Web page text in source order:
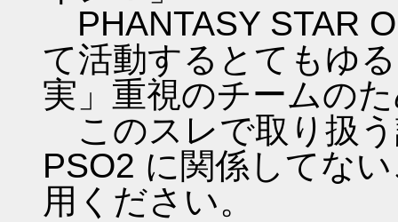
PHANTASY STAR
て活動するとてもゆ
実」重視のチームの
このスレで取り扱
PSO2 に関係してな
用ください。